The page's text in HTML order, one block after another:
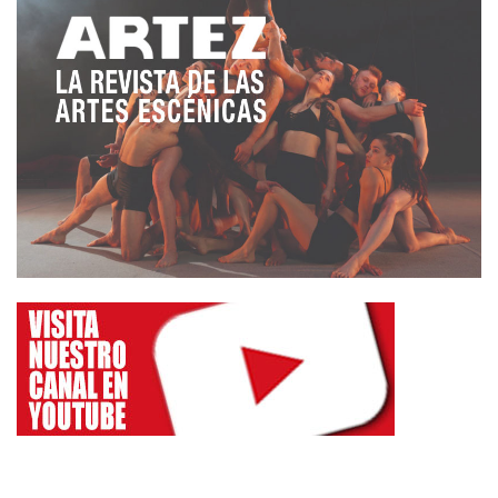
reforma a punto, luces a punto, estreno a punto,
prensa, actores, el inicio de la programación de
danza. Todo ello es la fiesta del escenario cuando
reciben al público con agradecimiento y acogida
real. Es un espacio que marca, porque cada día
abren sus brazos, y también literalmente, para
abrazarte al regalo de nuestra suerte, la de
dedicarnos al mundo de las artes escénicas, donde
se cuecen vidas, frustraciones, realidades y
sorpresas. Una sala teatral donde importan las
verdades, que no sólo hay una. Una sala que
alberga horizontes de presente y de futuro porque
anda despacio, pero segura. Una sala donde el
silencio acoge cada palabra dicha, y en silencio
todavía las oyes. Observa cómo los asientos se